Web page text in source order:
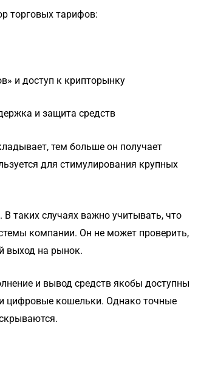
торговых тарифов:
и доступ к крипторынку
и защита средств
тем больше он получает
для стимулирования крупных
таких случаях важно учитывать, что
компании. Он не может проверить,
выход на рынок.
и вывод средств якобы доступны
цифровые кошельки. Однако точные